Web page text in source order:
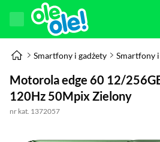
Smartfony i gadżety Smartfony
Motorola edge 60 12/
120Hz 50Mpix Zielony
nr kat. 1372057